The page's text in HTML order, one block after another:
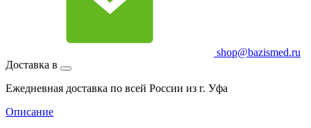
shop@bazismed.ru
Доставка в
Ежедневная доставка по всей России из г. Уфа
Описание